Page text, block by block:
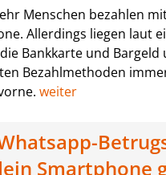
Menschen bezahlen
Allerdings liegen laut
Bankkarte und Bargeld
Bezahlmethoden
weiter
Smartphone